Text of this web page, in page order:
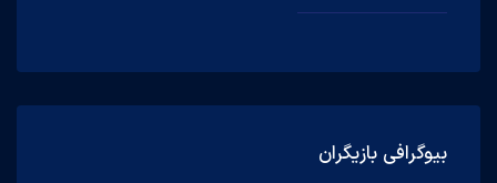
بیوگرافی بازیگران